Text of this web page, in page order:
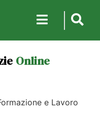
Online
e Lavoro